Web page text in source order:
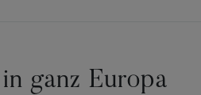
ganz Europa